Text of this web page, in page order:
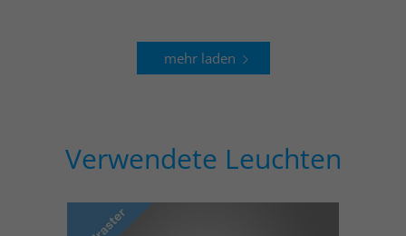
mehr laden
Verwendete Leuchten